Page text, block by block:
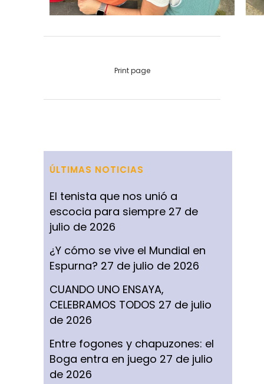
Print page
ÚLTIMAS NOTICIAS
El tenista que nos unió a
escocia para siempre 27 de
julio de 2026
¿Y cómo se vive el Mundial en
Espurna? 27 de julio de 2026
CUANDO UNO ENSAYA,
CELEBRAMOS TODOS 27 de julio
de 2026
Entre fogones y chapuzones: el
Boga entra en juego 27 de julio
de 2026